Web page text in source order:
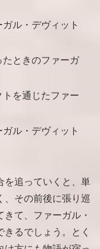
ル・デヴィット
ときのファーガ
を通じたファー
ル・デヴィット
を追っていくと、単
、その前後に張り巡
て、ファーガル・
るでしょう。とく